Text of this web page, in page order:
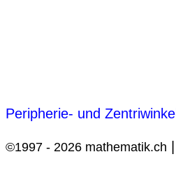
Peripherie- und Zentriwinkel
©1997 - 2026 mathematik.ch